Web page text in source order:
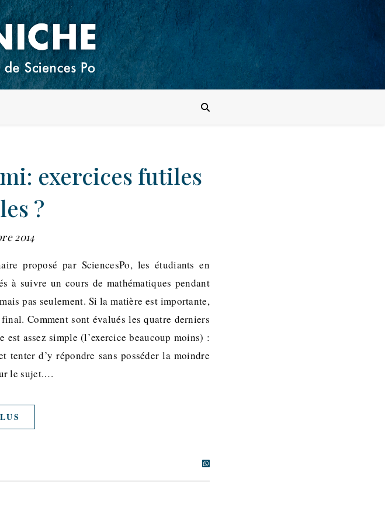
exercices futiles
?
2014
proposé par SciencesPo, les étudiants en
à suivre un cours de mathématiques pendant
pas seulement. Si la matière est importante,
Comment sont évalués les quatre derniers
assez simple (l’exercice beaucoup moins) :
d’y répondre sans posséder la moindre
le sujet.…